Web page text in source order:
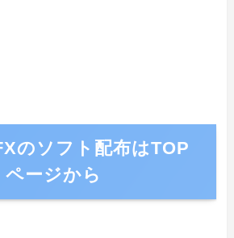
のソフト配布はTOP
ページから